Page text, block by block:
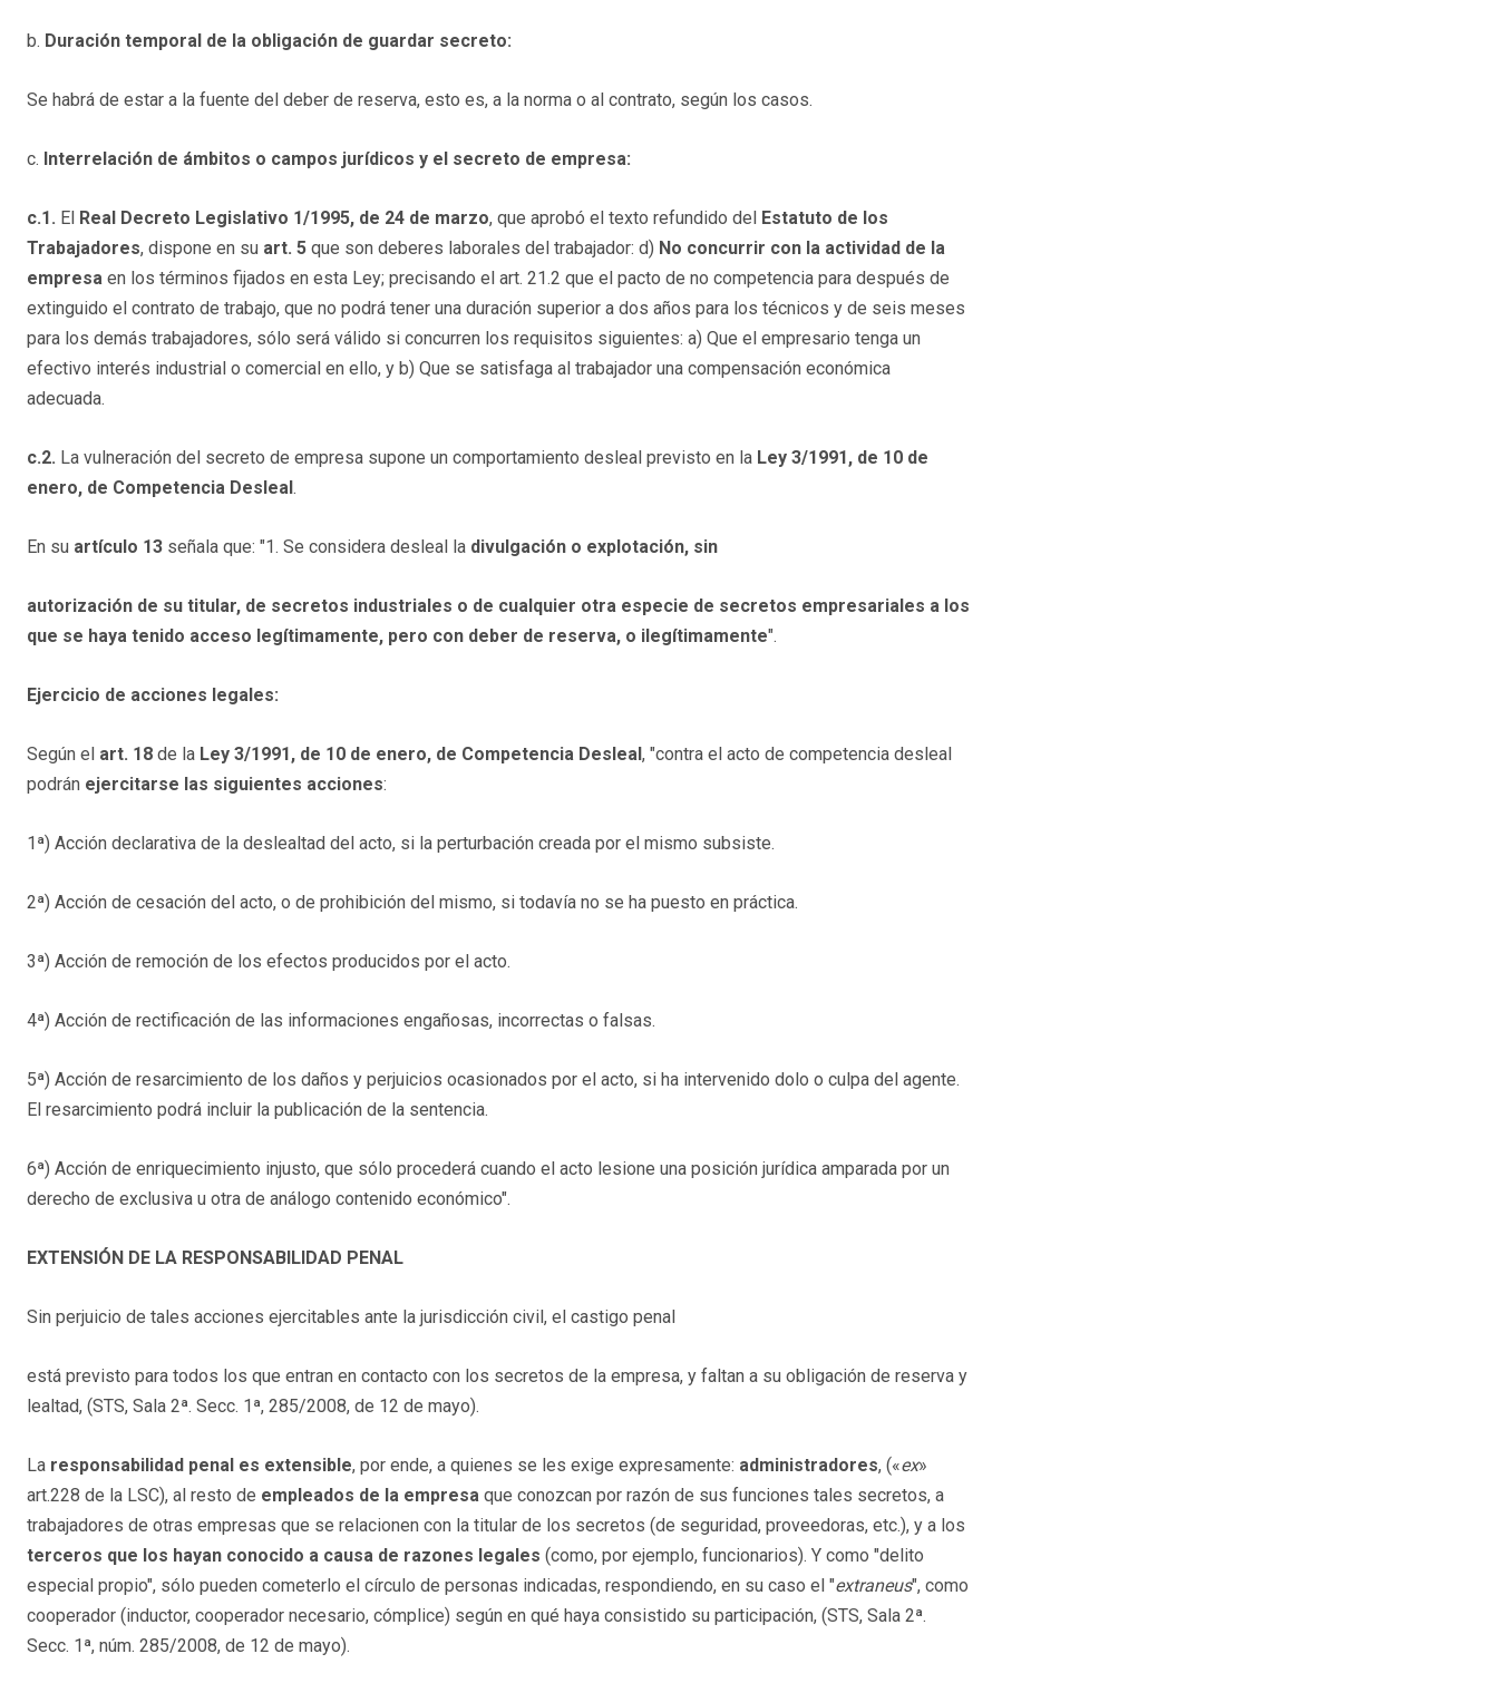
b. Duración temporal de la obligación de guardar secreto:
Se habrá de estar a la fuente del deber de reserva, esto es, a la norma o al contrato, según los casos.
c. Interrelación de ámbitos o campos jurídicos y el secreto de empresa:
c.1. El Real Decreto Legislativo 1/1995, de 24 de marzo, que aprobó el texto refundido del
Estatuto de los
Trabajadores, dispone en su art. 5 que son deberes laborales del trabajador: d) No concurrir con la actividad de la
empresa en los términos fijados en esta Ley; precisando el art. 21.2 que el pacto de no competencia para después de
extinguido el contrato de trabajo, que no podrá tener una duración superior a dos años para los técnicos y de seis meses
para los demás trabajadores, sólo será válido si concurren los requisitos siguientes: a) Que el empresario tenga un
efectivo interés industrial o comercial en ello, y b) Que se satisfaga al trabajador una compensación económica
adecuada.
c.2. La vulneración del secreto de empresa supone un comportamiento desleal previsto en la Ley 3/1991, de 10 de
enero, de Competencia Desleal .
En su artículo 13 señala que: "1. Se considera desleal la divulgación o explotación, sin
autorización de su titular, de secretos industriales o de cualquier otra especie de secretos empresariales a los
que se haya tenido acceso legítimamente, pero con deber de reserva, o ilegítimamente".
Ejercicio de acciones legales:
Según el art. 18 de la Ley 3/1991, de 10 de enero, de Competencia Desleal , "contra el acto de competencia desleal
podrán ejercitarse las siguientes acciones:
1ª) Acción declarativa de la deslealtad del acto, si la perturbación creada por el mismo subsiste.
2ª) Acción de cesación del acto, o de prohibición del mismo, si todavía no se ha puesto en práctica.
3ª) Acción de remoción de los efectos producidos por el acto.
4ª) Acción de rectificación de las informaciones engañosas, incorrectas o falsas.
5ª) Acción de resarcimiento de los daños y perjuicios ocasionados por el acto, si ha intervenido dolo o culpa del agente.
El resarcimiento podrá incluir la publicación de la sentencia.
6ª) Acción de enriquecimiento injusto, que sólo procederá cuando el acto lesione una posición jurídica amparada por un
derecho de exclusiva u otra de análogo contenido económico".
EXTENSIÓN DE LA RESPONSABILIDAD PENAL
Sin perjuicio de tales acciones ejercitables ante la jurisdicción civil, el castigo penal
está previsto para todos los que entran en contacto con los secretos de la empresa, y faltan a su obligación de reserva y
lealtad, (STS, Sala 2ª. Secc. 1ª, 285/2008, de 12 de mayo).
La responsabilidad penal es extensible, por ende, a quienes se les exige expresamente: administradores, («ex»
art.228 de la LSC), al resto de empleados de la empresa que conozcan por razón de sus funciones tales secretos, a
trabajadores de otras empresas que se relacionen con la titular de los secretos (de seguridad, proveedoras, etc.), y a los
terceros que los hayan conocido a causa de razones legales (como, por ejemplo, funcionarios). Y como "delito
especial propio", sólo pueden cometerlo el círculo de personas indicadas, respondiendo, en su caso el "extraneus", como
cooperador (inductor, cooperador necesario, cómplice) según en qué haya consistido su participación, (STS, Sala 2ª.
Secc. 1ª, núm. 285/2008, de 12 de mayo).